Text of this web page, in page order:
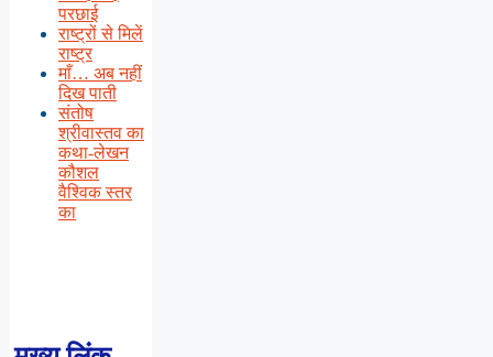
परछाई
राष्ट्रों से मिलें
राष्ट्र
माँ… अब नहीं
दिख पाती
संतोष
श्रीवास्तव का
कथा-लेखन
कौशल
वैश्विक स्तर
का